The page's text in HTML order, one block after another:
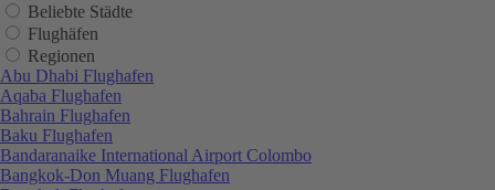
Beliebte Städte
Flughäfen
Regionen
Abu Dhabi Flughafen
Aqaba Flughafen
Bahrain Flughafen
Baku Flughafen
Bandaranaike International Airport Colombo
Bangkok-Don Muang Flughafen